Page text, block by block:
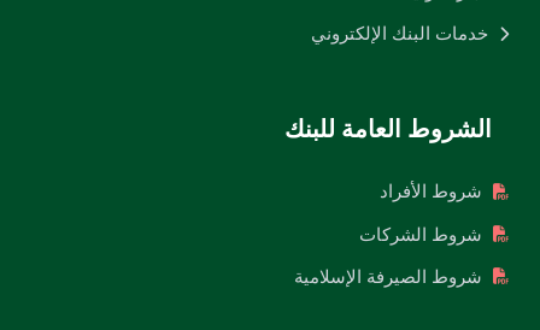
خدمات البنك الإلكتروني
الشروط العامة للبنك
شروط الأفراد
شروط الشركات
شروط الصيرفة الإسلامية